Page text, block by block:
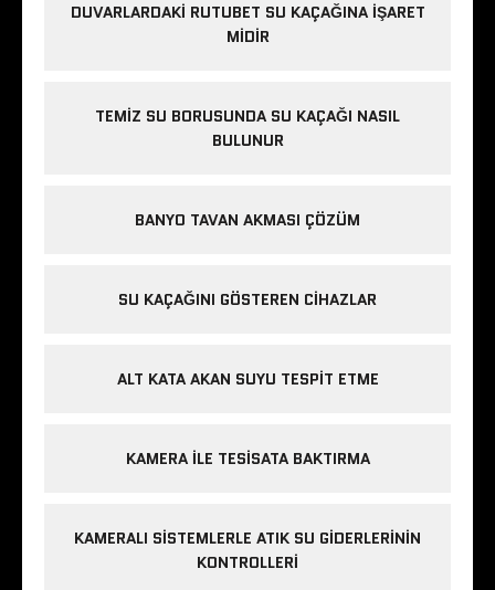
DUVARLARDAKI RUTUBET SU KAÇAĞINA İŞARET
MIDIR
TEMIZ SU BORUSUNDA SU KAÇAĞI NASIL
BULUNUR
BANYO TAVAN AKMASI ÇÖZÜM
SU KAÇAĞINI GÖSTEREN CIHAZLAR
ALT KATA AKAN SUYU TESPIT ETME
KAMERA ILE TESISATA BAKTIRMA
KAMERALI SISTEMLERLE ATIK SU GIDERLERININ
KONTROLLERI